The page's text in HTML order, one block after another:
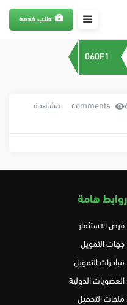
طلب خدمة
060F1
روابط هامة
فرص الاستثمار
جهات التمويل
مبادرات التمويل
العضويات الدولية
ملفات التحميل